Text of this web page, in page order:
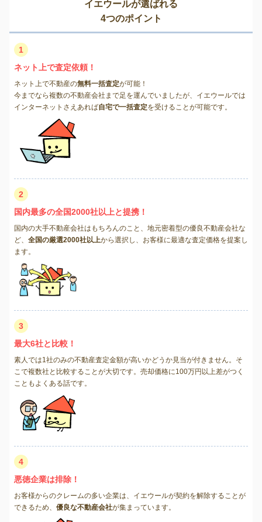
イエウールが選ばれる
4つのポイント
1
ネット上で査定依頼！
ネット上で不動産の無料一括査定が可能！
今までなら複数の不動産会社まで足を運んでいましたが、イエウールでは
インターネットさえあれば自宅で一括査定を受けることが可能です。
2
国内最多の全国2000社以上と提携！
国内の大手不動産会社はもちろんのこと、地元密着型の優良不動産会社な
ど、 全国の厳選2000社以上から選択し、お客様に最適な査定価格を提案し
ます。
3
最大6社と比較！
素人では1社のみの不動産査定金額が高いかどうか見当が付きません。そ
こで複数社と比較することが大切です。売却価格に100万円以上差がつく
こともよくある話です。
4
悪徳企業は排除！
お客様からのクレームの多い企業は、イエウールが契約を解除することが
できるため、 優良な不動産会社が集まっています。